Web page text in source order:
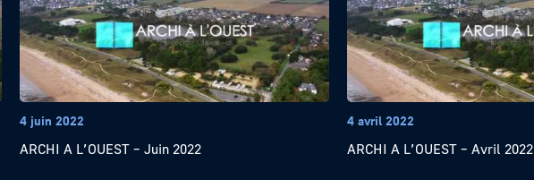
4 juin 2022
ARCHI A L’OUEST – Juin 2022
4 avril 2022
ARCHI A L’OUEST – Avril 2022